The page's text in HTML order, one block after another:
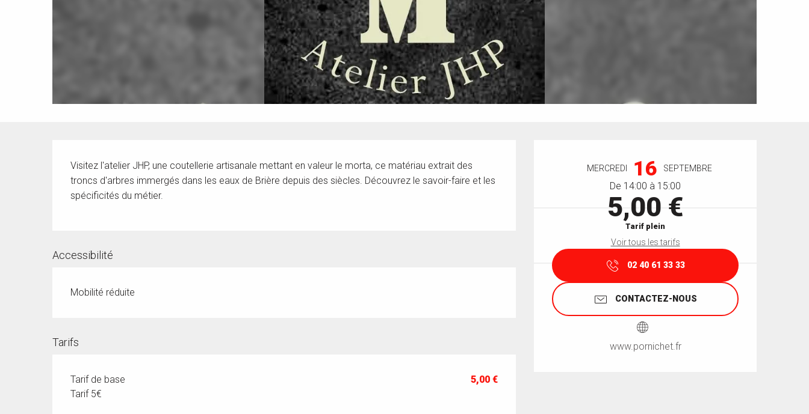
MERCREDI 16 SEPTEMBRE
De 14:00 à 15:00
5,00 €
Tarif plein
Voir tous les tarifs
02 40 61 33 33
CONTACTEZ-NOUS
www.pornichet.fr
Visitez l'atelier JHP, une coutellerie artisanale mettant en valeur le morta, ce matériau extrait des
troncs d'arbres immergés dans les eaux de Brière depuis des siècles. Découvrez le savoir-faire et les
spécificités du métier.
Accessibilité
Mobilité réduite
Tarifs
Tarif de base
5,00 €
Tarif 5€